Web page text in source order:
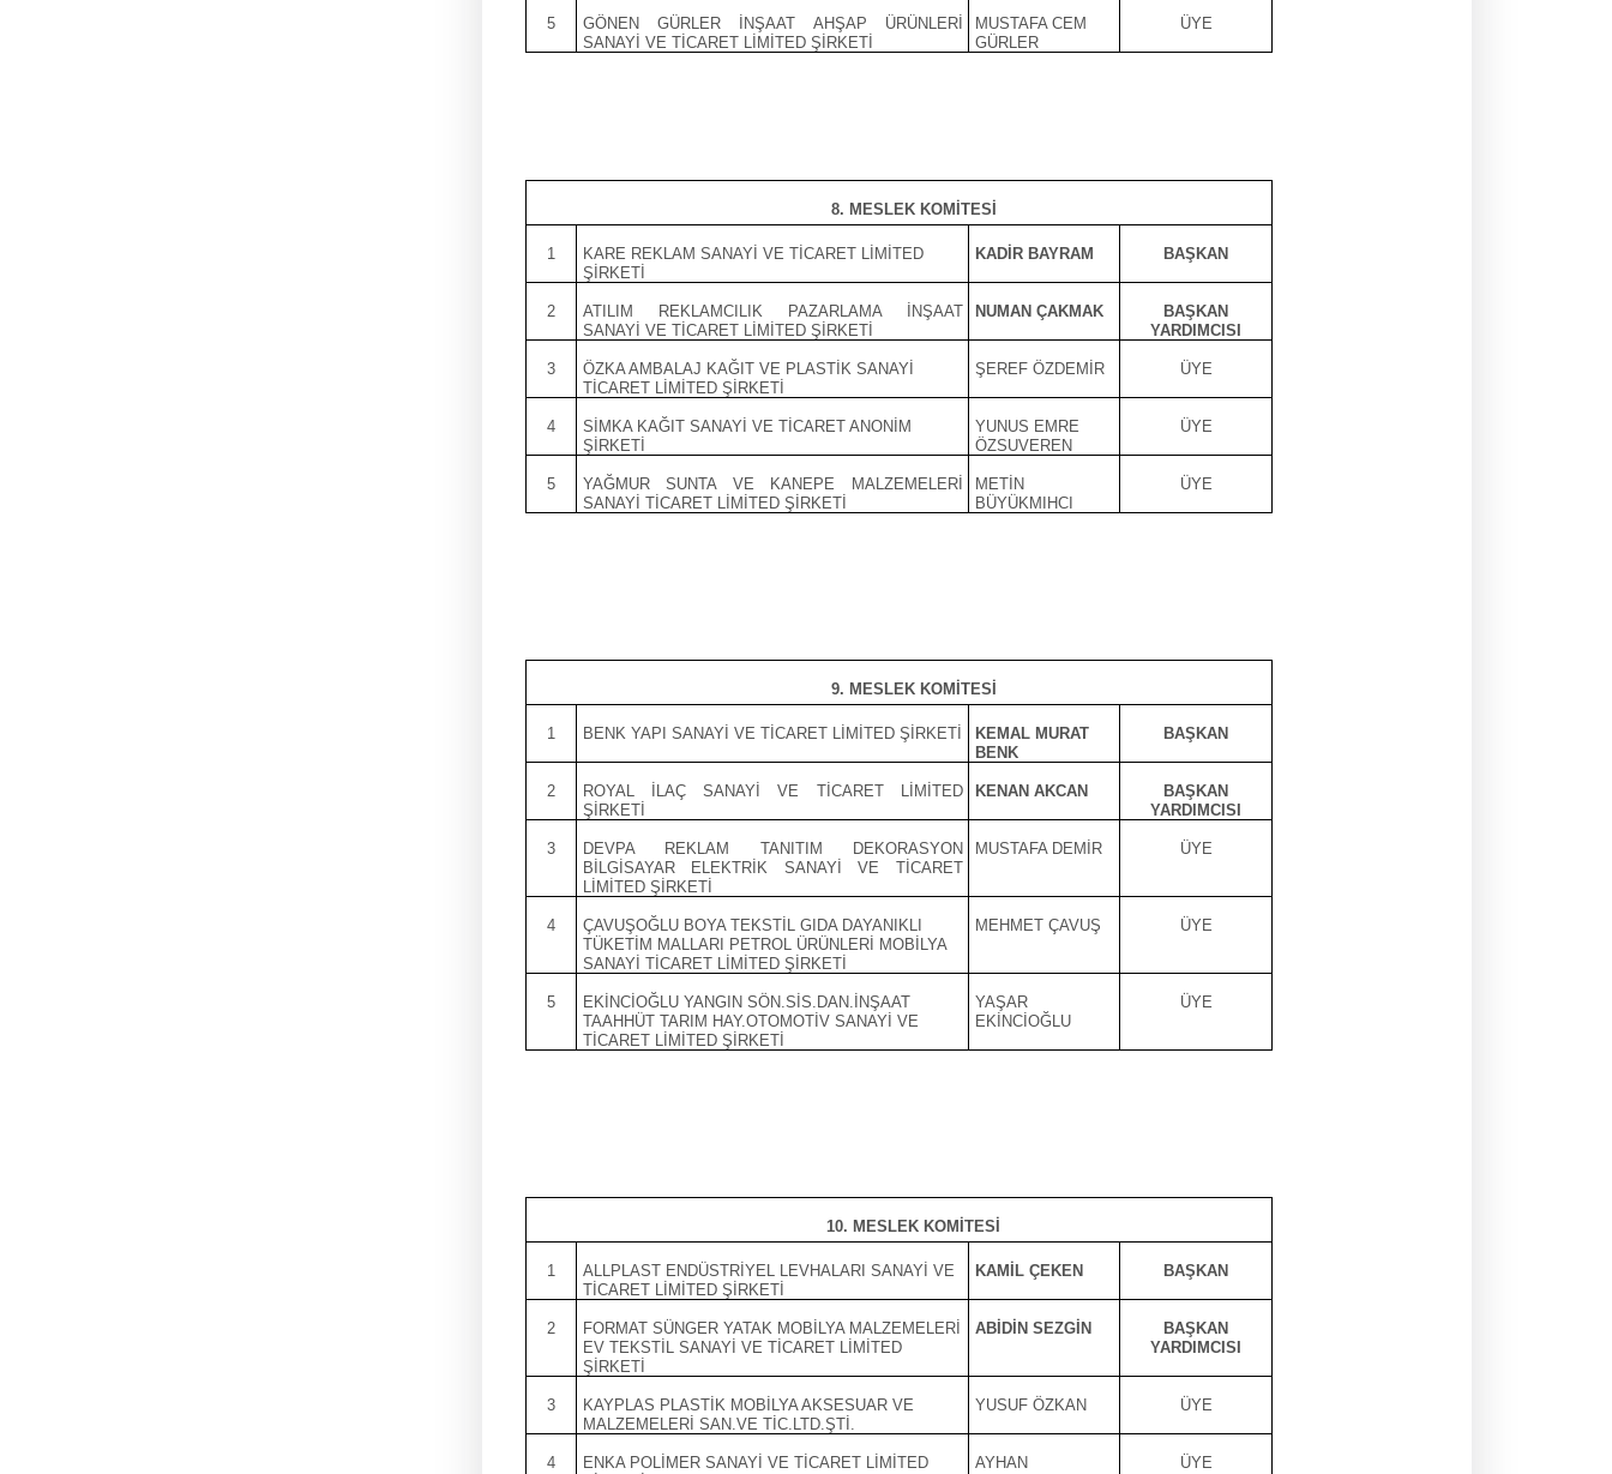
5
GÖNEN GÜRLER İNŞAAT AHŞAP ÜRÜNLERİ
SANAYİ VE TİCARET LİMİTED ŞİRKETİ
MUSTAFA CEM
GÜRLER
ÜYE
8. MESLEK KOMİTESİ
1
KARE REKLAM SANAYİ VE TİCARET LİMİTED
ŞİRKETİ
KADİR BAYRAM BAŞKAN
2
ATILIM REKLAMCILIK PAZARLAMA İNŞAAT
SANAYİ VE TİCARET LİMİTED ŞİRKETİ
NUMAN ÇAKMAK
BAŞKAN
YARDIMCISI
3
ÖZKA AMBALAJ KAĞIT VE PLASTİK SANAYİ
TİCARET LİMİTED ŞİRKETİ
ŞEREF ÖZDEMİR ÜYE
4
SİMKA KAĞIT SANAYİ VE TİCARET ANONİM
ŞİRKETİ
YUNUS EMRE
ÖZSUVEREN
ÜYE
5
YAĞMUR SUNTA VE KANEPE MALZEMELERİ
SANAYİ TİCARET LİMİTED ŞİRKETİ
METİN
BÜYÜKMIHCI
ÜYE
9. MESLEK KOMİTESİ
1 BENK YAPI SANAYİ VE TİCARET LİMİTED ŞİRKETİ
KEMAL MURAT
BENK
BAŞKAN
2
ROYAL İLAÇ SANAYİ VE TİCARET LİMİTED
ŞİRKETİ
KENAN AKCAN
BAŞKAN
YARDIMCISI
3
DEVPA REKLAM TANITIM DEKORASYON
BİLGİSAYAR ELEKTRİK SANAYİ VE TİCARET
LİMİTED ŞİRKETİ
MUSTAFA DEMİR ÜYE
4
ÇAVUŞOĞLU BOYA TEKSTİL GIDA DAYANIKLI
TÜKETİM MALLARI PETROL ÜRÜNLERİ MOBİLYA
SANAYİ TİCARET LİMİTED ŞİRKETİ
MEHMET ÇAVUŞ ÜYE
5
EKİNCİOĞLU YANGIN SÖN.SİS.DAN.İNŞAAT
TAAHHÜT TARIM HAY.OTOMOTİV SANAYİ VE
TİCARET LİMİTED ŞİRKETİ
YAŞAR
EKİNCİOĞLU
ÜYE
10. MESLEK KOMİTESİ
1
ALLPLAST ENDÜSTRİYEL LEVHALARI SANAYİ VE
TİCARET LİMİTED ŞİRKETİ
KAMİL ÇEKEN BAŞKAN
2
FORMAT SÜNGER YATAK MOBİLYA MALZEMELERİ
EV TEKSTİL SANAYİ VE TİCARET LİMİTED
ŞİRKETİ
ABİDİN SEZGİN
BAŞKAN
YARDIMCISI
3
KAYPLAS PLASTİK MOBİLYA AKSESUAR VE
MALZEMELERİ SAN.VE TİC.LTD.ŞTİ.
YUSUF ÖZKAN ÜYE
4
ENKA POLİMER SANAYİ VE TİCARET LİMİTED
AYHAN
ÜYE